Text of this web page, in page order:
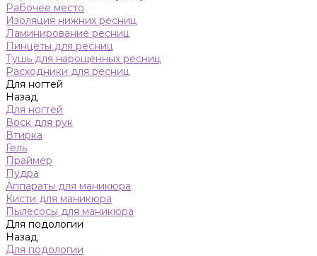
Рабочее место
Изоляция нижних ресниц
Ламинирование ресниц
Пинцеты для ресниц
Тушь для нарощенных ресниц
Расходники для ресниц
Для ногтей
Назад
Для ногтей
Воск для рук
Втирка
Гель
Праймер
Пудра
Аппараты для маникюра
Кисти для маникюра
Пылесосы для маникюра
Для подологии
Назад
Для подологии